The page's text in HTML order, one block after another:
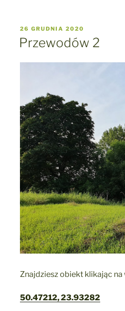
OPUBLIKOWANE
W
26 GRUDNIA 2020
Przewodów 2
Znajdziesz obiekt klikając na
50.47212, 23.93282